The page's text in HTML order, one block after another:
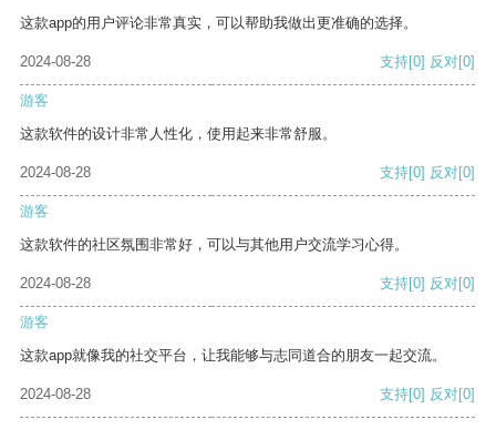
这款app的用户评论非常真实，可以帮助我做出更准确的选择。
2024-08-28 支持[0] 反对[0]
游客
这款软件的设计非常人性化，使用起来非常舒服。
2024-08-28 支持[0] 反对[0]
游客
这款软件的社区氛围非常好，可以与其他用户交流学习心得。
2024-08-28 支持[0] 反对[0]
游客
这款app就像我的社交平台，让我能够与志同道合的朋友一起交流。
2024-08-28 支持[0] 反对[0]